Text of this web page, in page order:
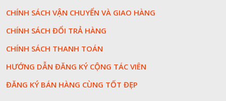
CHÍNH SÁCH VẬN CHUYỂN VÀ GIAO HÀNG
CHÍNH SÁCH ĐỔI TRẢ HÀNG
CHÍNH SÁCH THANH TOÁN
HƯỚNG DẪN ĐĂNG KÝ CỘNG TÁC VIÊN
ĐĂNG KÝ BÁN HÀNG CÙNG TỐT ĐẸP